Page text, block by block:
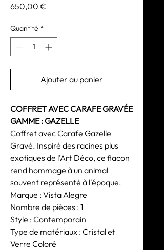
650,00 €
Quantité *
Ajouter au panier
COFFRET AVEC CARAFE GRAVÉE
GAMME : GAZELLE
Coffret avec Carafe Gazelle
Gravé. Inspiré des racines plus
exotiques de l'Art Déco, ce flacon
rend hommage à un animal
souvent représenté à l'époque.
Marque : Vista Alegre
Nombre de pièces : 1
Style : Contemporain
Type de matériaux : Cristal et
Verre Coloré